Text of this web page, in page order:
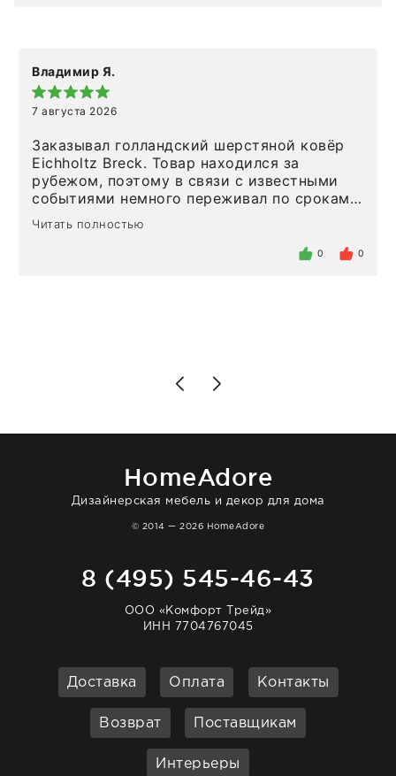
Владимир Я.
7 августа 2026
Заказывал голландский шерстяной ковёр
Eichholtz Breck. Товар находился за
рубежом, поэтому в связи с известными
событиями немного переживал по срокам.
Но homeadore привезли ровно в
определенное в договоре время, без
то качество выше всяких похвал. Выглядит
Читать полностью
0 0
HomeAdore
Дизайнерская мебель и декор для дома
© 2014 — 2026 HomeAdore
8 (495) 545-46-43
ООО «Комфорт Трейд»
ИНН 7704767045
Доставка Оплата Контакты
Возврат Поставщикам
Интерьеры